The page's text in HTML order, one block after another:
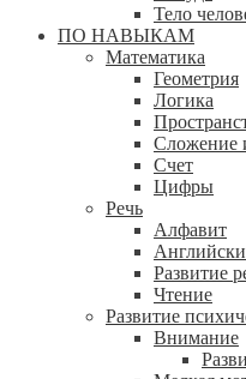
Тело
ПО НАВЫКАМ
Математика
Геометрия
Логика
Сложение
Счет
Цифры
Речь
Алфавит
Развитие
Чтение
Развитие
Внимание